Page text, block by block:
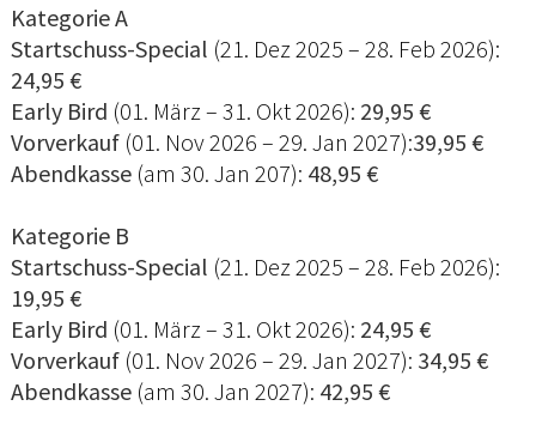
Kategorie A
Startschuss-Special (21. Dez 2025 – 28. Feb 2026):
24,95 €
Early Bird (01. März – 31. Okt 2026): 29,95 €
Vorverkauf (01. Nov 2026 – 29. Jan 2027):39,95 €
Abendkasse (am 30. Jan 207): 48,95 €
Kategorie B
Startschuss-Special (21. Dez 2025 – 28. Feb 2026):
19,95 €
Early Bird (01. März – 31. Okt 2026): 24,95 €
Vorverkauf (01. Nov 2026 – 29. Jan 2027): 34,95 €
Abendkasse (am 30. Jan 2027): 42,95 €